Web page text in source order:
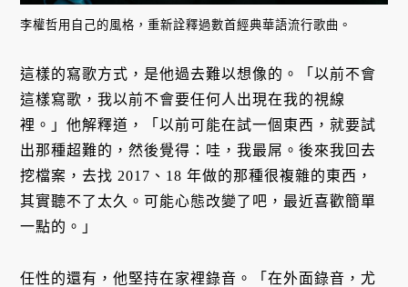
李權哲用自己的風格，重新詮釋過數首經典華語流行歌曲。
這樣的寫歌方式，是他過去難以想像的。「以前不會
這樣寫歌，我以前不會要任何人出現在我的視線
裡。」他解釋道，「以前可能在試一個東西，就要試
出那種超難的，然後覺得：哇，我最屌。後來我回去
挖檔案，去找 2017、18 年做的那種很複雜的東西，
其實聽不了太久。可能心態改變了吧，最近喜歡簡單
一點的。」
任性的還有，他堅持在家裡錄音。「在外面錄音，尤